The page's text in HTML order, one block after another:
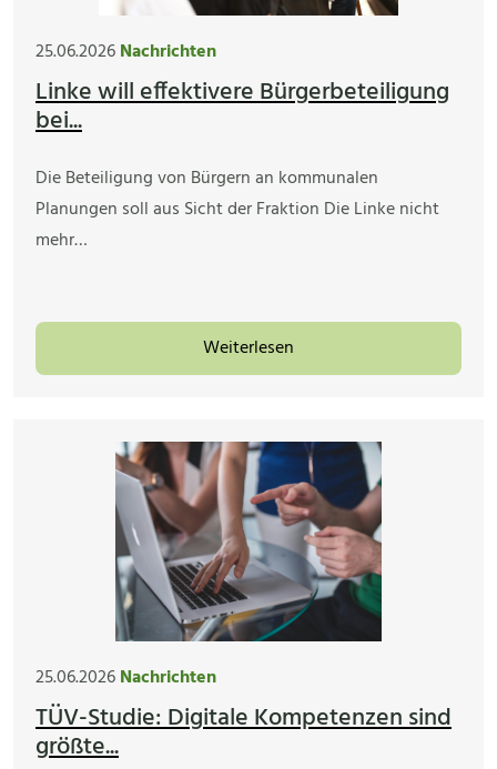
25.06.2026Nachrichten
Linke will effektivere Bürgerbeteiligung
bei...
Die Beteiligung von Bürgern an kommunalen
Planungen soll aus Sicht der Fraktion Die Linke nicht
mehr…
Weiterlesen
25.06.2026Nachrichten
TÜV-Studie: Digitale Kompetenzen sind
größte...